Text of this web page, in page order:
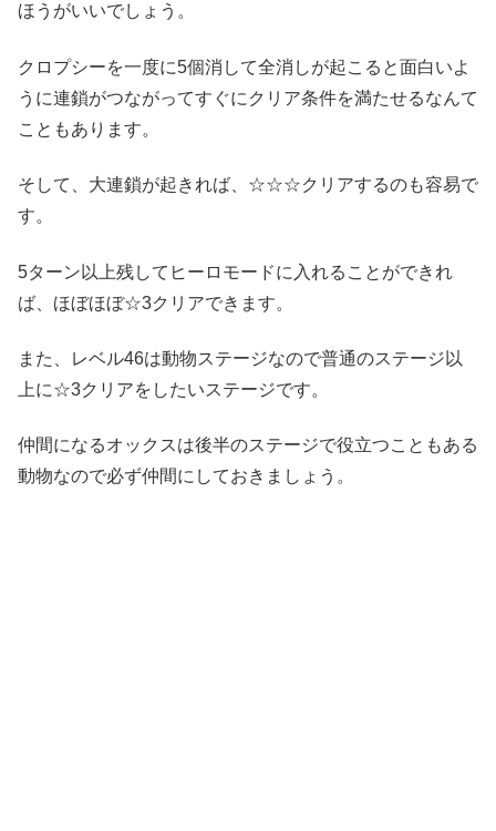
ほうがいいでしょう。
クロプシーを一度に5個消して全消しが起こると面白いよ
うに連鎖がつながってすぐにクリア条件を満たせるなんて
こともあります。
そして、大連鎖が起きれば、☆☆☆クリアするのも容易で
す。
5ターン以上残してヒーロモードに入れることができれ
ば、ほぼほぼ☆3クリアできます。
また、レベル46は動物ステージなので普通のステージ以
上に☆3クリアをしたいステージです。
仲間になるオックスは後半のステージで役立つこともある
動物なので必ず仲間にしておきましょう。